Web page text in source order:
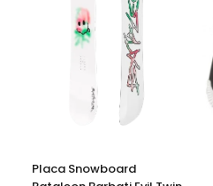
Placa Snowboard